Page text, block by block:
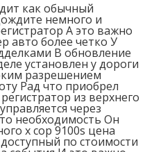
как обычный
немного и
А это важно
авто более четко У
В обновление
установлен у дороги
разрешением
Рад что приобрел
из верхнего
через
необходимость Он
x cop 9100s цена
по стоимости